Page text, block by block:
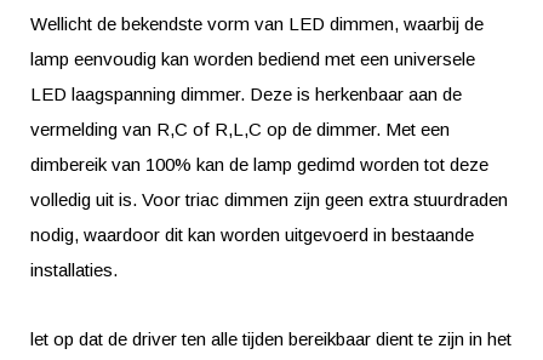
Wellicht de bekendste vorm van LED dimmen, waarbij de
lamp eenvoudig kan worden bediend met een universele
LED laagspanning dimmer. Deze is herkenbaar aan de
vermelding van R,C of R,L,C op de dimmer. Met een
dimbereik van 100% kan de lamp gedimd worden tot deze
volledig uit is. Voor triac dimmen zijn geen extra stuurdraden
nodig, waardoor dit kan worden uitgevoerd in bestaande
installaties.
let op dat de driver ten alle tijden bereikbaar dient te zijn in het